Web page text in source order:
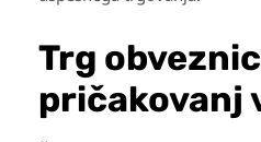
Trg
pričakovanj